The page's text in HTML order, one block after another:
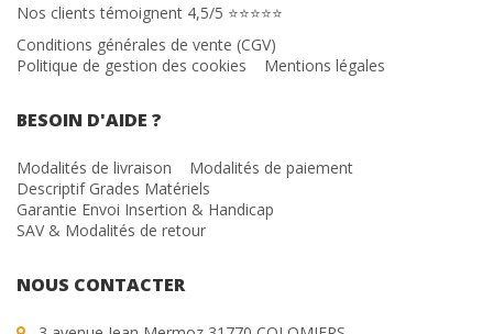
Nos clients témoignent 4,5/5 ⭐⭐⭐⭐⭐
Conditions générales de vente (CGV)
Politique de gestion des cookies
Mentions légales
BESOIN D'AIDE ?
Modalités de livraison
Modalités de paiement
Descriptif Grades Matériels
Garantie Envoi Insertion & Handicap
SAV & Modalités de retour
NOUS CONTACTER